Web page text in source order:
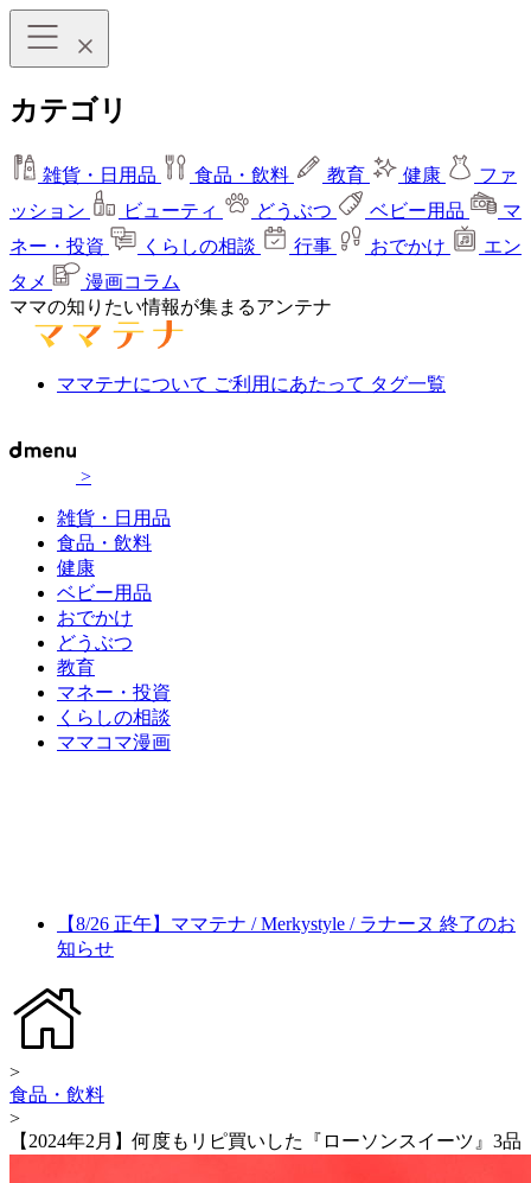
カテゴリ
雑貨・日用品 食品・飲料 教育 健康
ファ
ッション
ビューティ どうぶつ ベビー用品
マ
ネー・投資
くらしの相談 行事 おでかけ
エン
タメ
漫画コラム
ママの知りたい情報が集まるアンテナ
ママテナについて ご利用にあたって タグ一覧
>
雑貨・日用品
食品・飲料
健康
ベビー用品
おでかけ
どうぶつ
教育
マネー・投資
くらしの相談
ママコマ漫画
【8/26 正午】ママテナ / Merkystyle / ラナーヌ 終了のお
知らせ
>
食品・飲料
>
【2024年2月】何度もリピ買いした『ローソンスイーツ』3品